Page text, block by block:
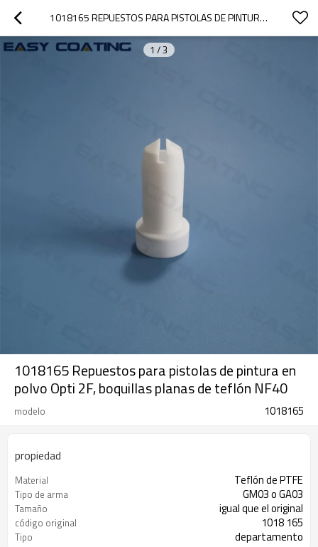
1018165 REPUESTOS PARA PISTOLAS DE PINTURA EN POLVO OPTI 2F, BOQUILLAS PLANAS DE TEFLÓN NF40
1 /3
1018165 Repuestos para pistolas de pintura en
polvo Opti 2F, boquillas planas de teflón NF40
modelo 1018165
propiedad
Material Teflón de PTFE
Tipo de arma GM03 o GA03
Tamaño igual que el original
código original 1018 165
Tipo departamento